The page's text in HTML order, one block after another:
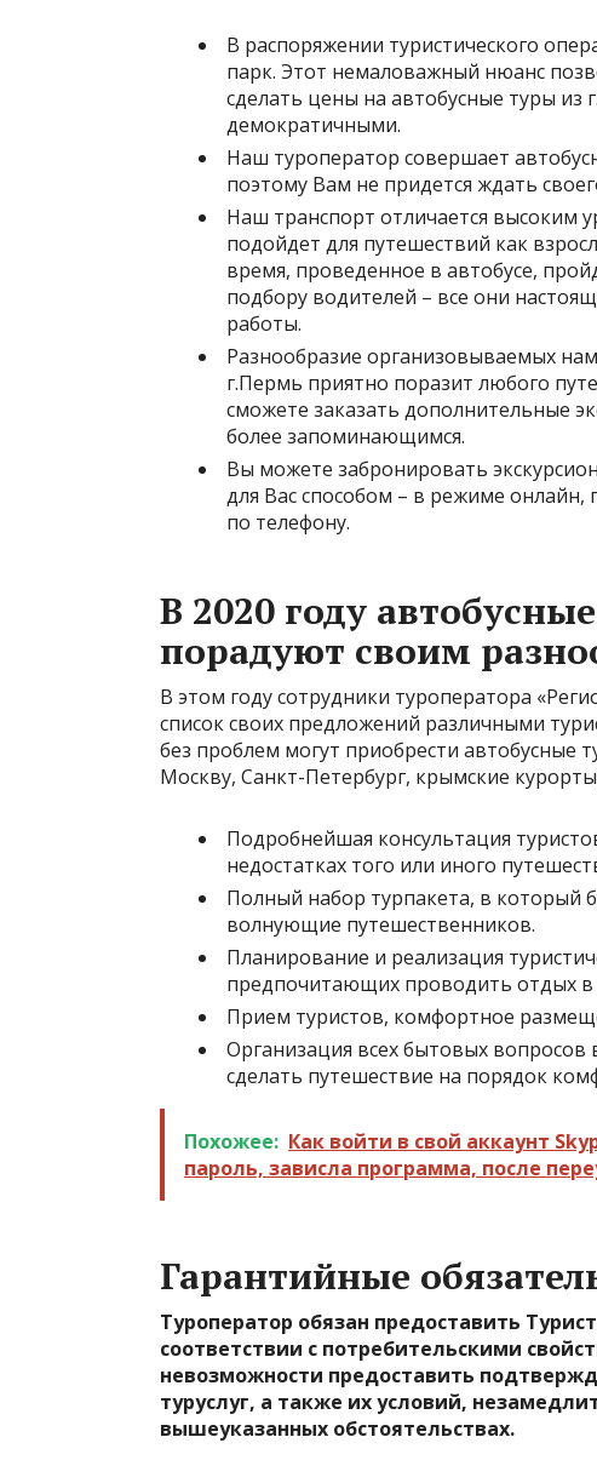
В распоряжении туристического
парк. Этот немаловажный нюанс
сделать цены на автобусные туры
демократичными.
Наш туроператор совершает
поэтому Вам не придется ждать
Наш транспорт отличается высоким
подойдет для путешествий как
время, проведенное в автобусе,
подбору водителей – все они
работы.
Разнообразие организовываемых
г.Пермь приятно поразит любого
сможете заказать дополнительные
более запоминающимся.
Вы можете забронировать
для Вас способом – в режиме
по телефону.
В 2020 году
порадуют своим
В этом году сотрудники туроператора
список своих предложений различными
без проблем могут приобрести автобусные
Москву, Санкт-Петербург, крымские
Подробнейшая консультация
недостатках того или иного
Полный набор турпакета, в который
волнующие путешественников.
Планирование и реализация
предпочитающих проводить отдых
Прием туристов, комфортное
Организация всех бытовых
сделать путешествие на порядок
Похожее: Как войти в свой аккаунт
пароль, зависла программа, после
Гарантийные
Туроператор обязан предоставить
соответствии с потребительскими
невозможности предоставить
туруслуг, а также их условий,
вышеуказанных обстоятельствах.